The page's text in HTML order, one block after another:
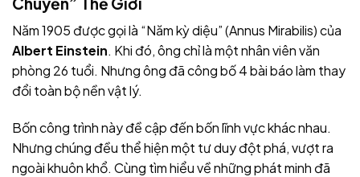
Năm 1905 được gọi là “Năm kỳ diệu” (Annus Mirabilis) của
Albert Einstein. Khi đó, ông chỉ là một nhân viên văn
phòng 26 tuổi. Nhưng ông đã công bố 4 bài báo làm thay
đổi toàn bộ nền vật lý.
Bốn công trình này đề cập đến bốn lĩnh vực khác nhau.
Nhưng chúng đều thể hiện một tư duy đột phá, vượt ra
ngoài khuôn khổ. Cùng tìm hiểu về những phát minh đã